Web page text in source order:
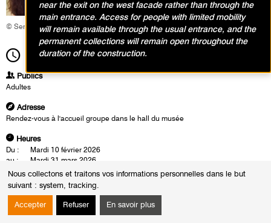
Nous collectons et traitons vos informations personnelles dans le but
suivant : system, tracking.
Accepter Refuser En savoir plus
© Service éducatif et culturel
14h30Durée1h30
Publics
Adultes
Adresse
Rendez-vous à l'accueil groupe dans le hall du musée
Heures
Du :
Mardi 10 février 2026
au :
Mardi 31 mars 2026
Les :
mardis de 14h30 à 16h00
vendredis de 12h30 à 14h00
Mardi 17 mars 2026 de 14h30 à 16h00
Les visites-conférences se déroulent en présence d'un conférencier du
near the exit on the west facade rather than through the
main entrance. Access for people with limited mobility
will remain available through the usual entrance, and the
permanent collections will remain open throughout the
duration of the construction.